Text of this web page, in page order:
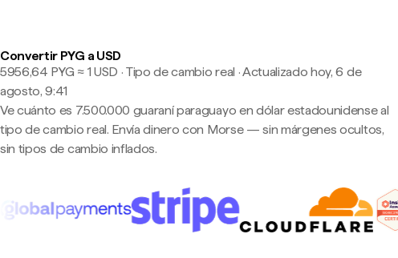
Convertir PYG a USD
5956,64 PYG ≈ 1 USD · Tipo de cambio real ·Actualizado hoy, 6 de
agosto, 9:41
Ve cuánto es 7.500.000 guaraní paraguayo en dólar estadounidense al
tipo de cambio real. Envía dinero con Morse — sin márgenes ocultos,
sin tipos de cambio inflados.